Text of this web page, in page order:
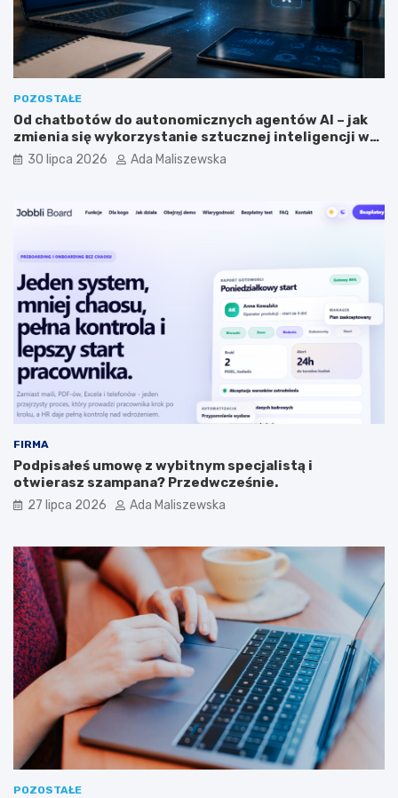
n
y
m
t
a
?
POZOSTAŁE
Od chatbotów do autonomicznych agentów AI – jak
zmienia się wykorzystanie sztucznej inteligencji w
biznesie?
30 lipca 2026 Ada Maliszewska
FIRMA
Podpisałeś umowę z wybitnym specjalistą i
otwierasz szampana? Przedwcześnie.
27 lipca 2026 Ada Maliszewska
POZOSTAŁE